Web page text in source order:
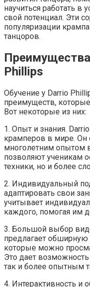
научиться работать в
свой потенциал. Эти
популяризации
танцоров.
Phillips
Обучение у Darrio
преимуществ,
Вот некоторые из них:
1. Опыт и знания.
крамперов в мире. Он
многолетним опытом
позволяют ученикам
техники, но и более
2. Индивидуальный
адаптировать свои
учитывает
каждого, помогая им
3. Большой выбор
предлагает обширную
которые можно
Это дает
так и более опытным
4. Интерактивность и